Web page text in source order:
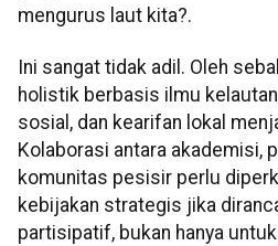
mengurus laut kita?.
Ini sangat tidak adil. Oleh
holistik berbasis ilmu
sosial, dan kearifan lokal
Kolaborasi antara akademisi,
komunitas pesisir perlu
kebijakan strategis jika
partisipatif, bukan hanya